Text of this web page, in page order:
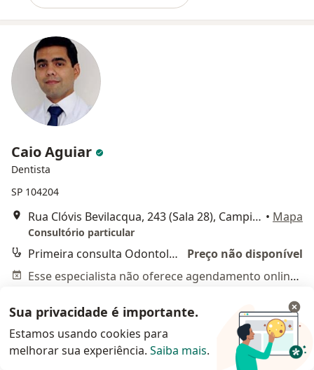
Caio Aguiar
Dentista
SP 104204
Rua Clóvis Bevilacqua, 243 (Sala 28), Campinas • Mapa
Consultório particular
Primeira consulta Odontológica
Preço não disponível
Esse especialista não oferece agendamento online para esse endereço.
Solicite um atendimento
Sua privacidade é importante.
Estamos usando cookies para
melhorar sua experiência. Saiba mais.